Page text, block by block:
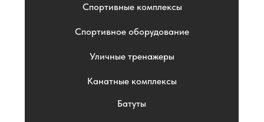
Спортивные комплексы
Спортивное оборудование
Уличные тренажеры
Канатные комплексы
Батуты